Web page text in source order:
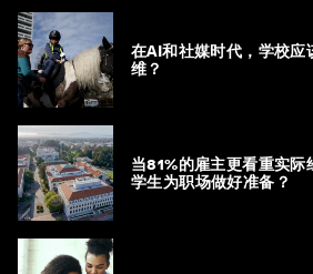
在AI和社媒时代，学校应
维？
当81%的雇主更看重实际
学生为职场做好准备？